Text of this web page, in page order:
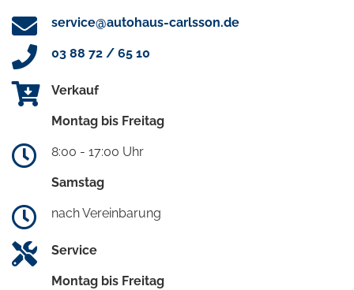
service@autohaus-carlsson.de
03 88 72 / 65 10
Verkauf
Montag bis Freitag
8:00 - 17:00 Uhr
Samstag
nach Vereinbarung
Service
Montag bis Freitag